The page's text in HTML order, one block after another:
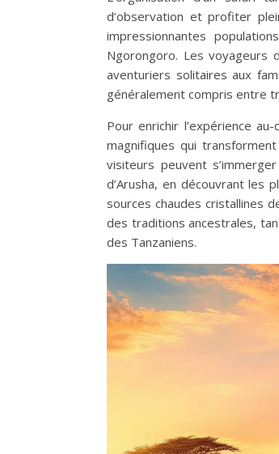
d’observation et profiter
impressionnantes
Ngorongoro. Les voyageurs
aventuriers solitaires aux
généralement compris entre
Pour enrichir l’expérience
magnifiques qui
visiteurs peuvent
d’Arusha, en découvrant les
sources chaudes cristallines
des traditions ancestrales,
des Tanzaniens.